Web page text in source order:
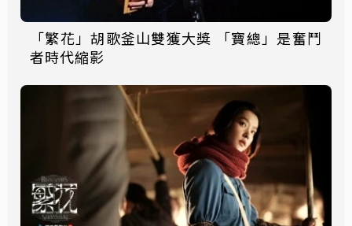
「繁花」胡歌釜山雙獲大獎 「寶總」是奮鬥
者時代縮影